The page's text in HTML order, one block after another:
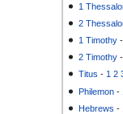
1
2
1 Timothy
2 Timothy
Titus - 1 2
Philemon -
Hebrews -